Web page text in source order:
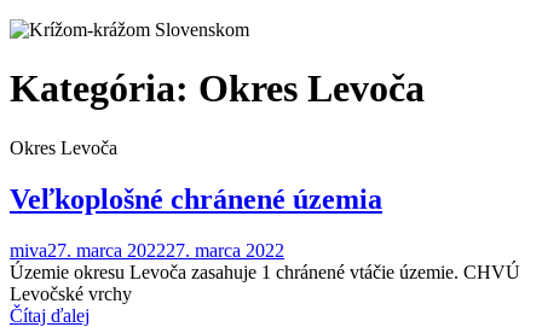
Kategória: Okres Levoča
Okres Levoča
Veľkoplošné chránené územia
miva27. marca 202227. marca 2022
Územie okresu Levoča zasahuje 1 chránené vtáčie územie. CHVÚ
Levočské vrchy
Čítaj ďalej